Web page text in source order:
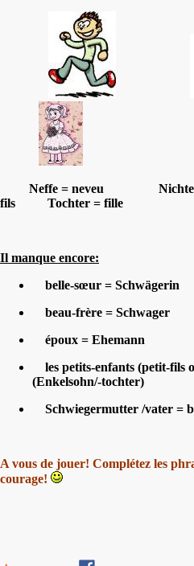
Neffe = neveu
fils Tochter = fille
Il manque encore:
belle-sœur = Schwägerin
beau-frère = Schwager
époux = Ehemann
les petits-enfants (petit-fils
(Enkelsohn/-tochter)
Schwiegermutter /vater =
A vous de jouer! Complétez les
courage!